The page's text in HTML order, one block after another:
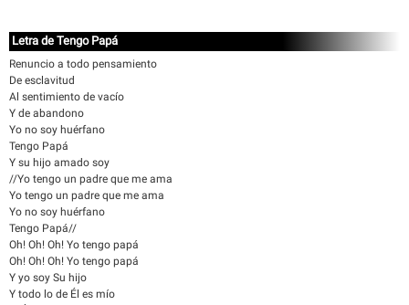
Letra de Tengo Papá
Renuncio a todo pensamiento
De esclavitud
Al sentimiento de vacío
Y de abandono
Yo no soy huérfano
Tengo Papá
Y su hijo amado soy
//Yo tengo un padre que me ama
Yo tengo un padre que me ama
Yo no soy huérfano
Tengo Papá//
Oh! Oh! Oh! Yo tengo papá
Oh! Oh! Oh! Yo tengo papá
Y yo soy Su hijo
Y todo lo de Él es mío